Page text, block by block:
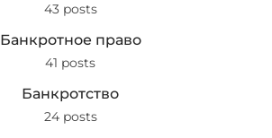
43 posts
Банкротное право
41 posts
Банкротство
24 posts